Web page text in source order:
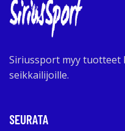
Siriussport myy tuotteet
seikkailijoille.
SEURATA